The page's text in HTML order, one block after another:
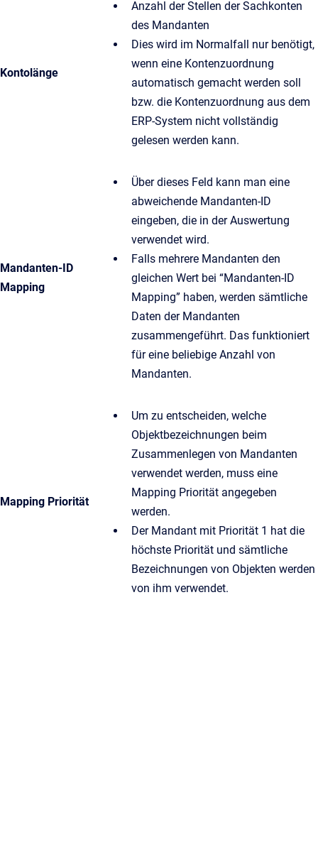
Kontolänge
Anzahl der Stellen der Sachkonten
des Mandanten
Dies wird im Normalfall nur benötigt,
wenn eine Kontenzuordnung
automatisch gemacht werden soll
bzw. die Kontenzuordnung aus dem
ERP-System nicht vollständig
gelesen werden kann.
Mandanten-ID
Mapping
Über dieses Feld kann man eine
abweichende Mandanten-ID
eingeben, die in der Auswertung
verwendet wird.
Falls mehrere Mandanten den
gleichen Wert bei “Mandanten-ID
Mapping” haben, werden sämtliche
Daten der Mandanten
zusammengeführt. Das funktioniert
für eine beliebige Anzahl von
Mandanten.
Mapping Priorität
Um zu entscheiden, welche
Objektbezeichnungen beim
Zusammenlegen von Mandanten
verwendet werden, muss eine
Mapping Priorität angegeben
werden.
Der Mandant mit Priorität 1 hat die
höchste Priorität und sämtliche
Bezeichnungen von Objekten werden
von ihm verwendet.